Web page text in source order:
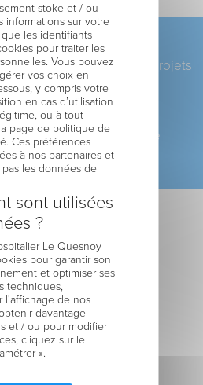
PRÉCÉDENT
fait le point sur les projets
pour 2021
SUIVANT
intéressé aux projets de
pour 2021→
à
stoke et / ou
informations sur votre
les identifiants
pour traiter les
Vous pouvez
vos choix en
y compris votre
en cas d’utilisation
ou à tout
page de politique de
Ces préférences
à nos partenaires et
pas les données de
sont utilisées
?
Le Quesnoy
pour garantir son
et optimiser ses
techniques,
l'affichage de nos
davantage
et / ou pour modifier
cliquez sur le
».